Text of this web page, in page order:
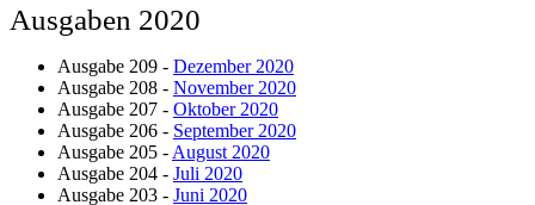
Ausgaben 2020
Ausgabe 209 - Dezember 2020
Ausgabe 208 - November 2020
Ausgabe 207 - Oktober 2020
Ausgabe 206 - September 2020
Ausgabe 205 - August 2020
Ausgabe 204 - Juli 2020
Ausgabe 203 - Juni 2020